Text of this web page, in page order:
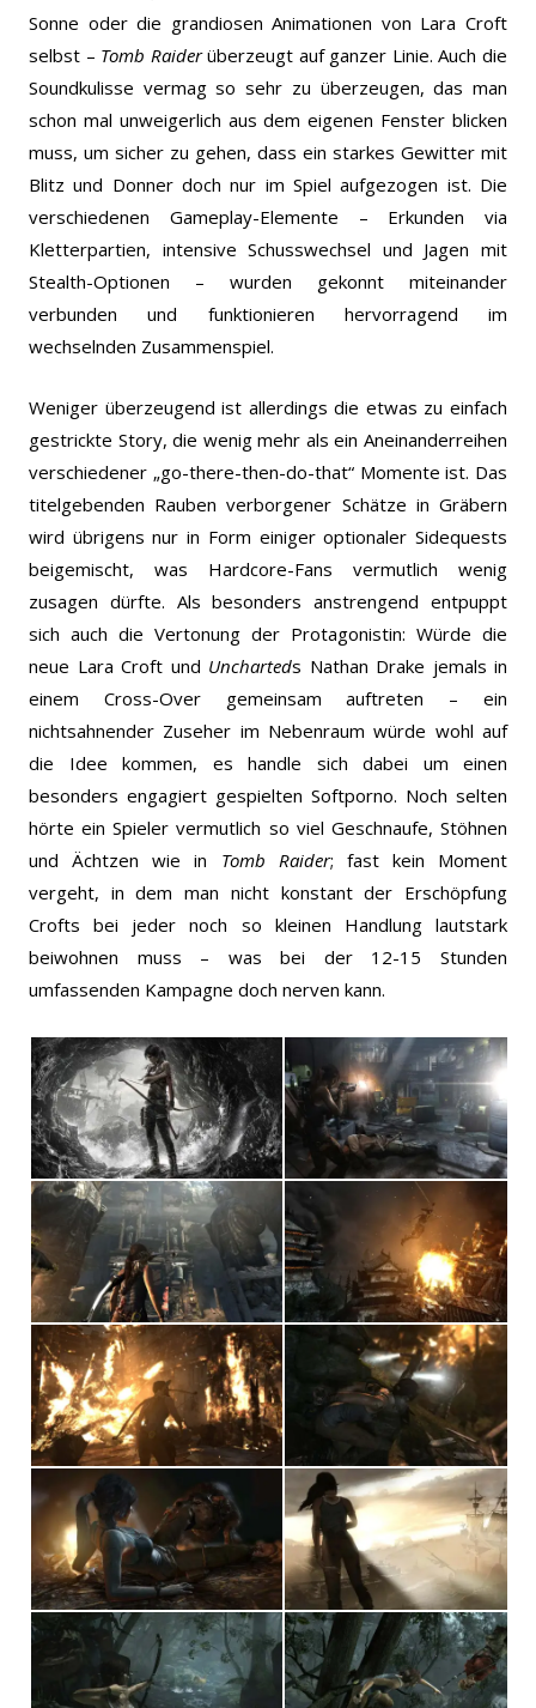
Sonne oder die grandiosen Animationen von Lara Croft
selbst – Tomb Raiderüberzeugt auf ganzer Linie. Auch die
Soundkulisse vermag so sehr zu überzeugen, das man
schon mal unweigerlich aus dem eigenen Fenster blicken
muss, um sicher zu gehen, dass ein starkes Gewitter mit
Blitz und Donner doch nur im Spiel aufgezogen ist. Die
verschiedenen Gameplay-Elemente – Erkunden via
Kletterpartien, intensive Schusswechsel und Jagen mit
Stealth-Optionen – wurden gekonnt miteinander
verbunden und funktionieren hervorragend im
wechselnden Zusammenspiel.
Weniger überzeugend ist allerdings die etwas zu einfach
gestrickte Story, die wenig mehr als ein Aneinanderreihen
verschiedener „go-there-then-do-that“ Momente ist. Das
titelgebenden Rauben verborgener Schätze in Gräbern
wird übrigens nur in Form einiger optionaler Sidequests
beigemischt, was Hardcore-Fans vermutlich wenig
zusagen dürfte. Als besonders anstrengend entpuppt
sich auch die Vertonung der Protagonistin: Würde die
neue Lara Croft und Uncharteds Nathan Drake jemals in
einem Cross-Over gemeinsam auftreten – ein
nichtsahnender Zuseher im Nebenraum würde wohl auf
die Idee kommen, es handle sich dabei um einen
besonders engagiert gespielten Softporno. Noch selten
hörte ein Spieler vermutlich so viel Geschnaufe, Stöhnen
und Ächtzen wie in Tomb Raider; fast kein Moment
vergeht, in dem man nicht konstant der Erschöpfung
Crofts bei jeder noch so kleinen Handlung lautstark
beiwohnen muss – was bei der 12-15 Stunden
umfassenden Kampagne doch nerven kann.